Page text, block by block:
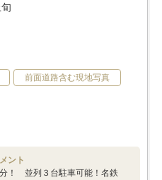
前面道路含む現地写真
ント
！ 並列３台駐車可能！名鉄